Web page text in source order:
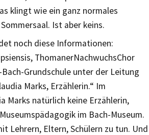
klingt wie ein ganz normales
Ist aber keins.
noch diese Informationen:
ThomanerNachwuchsChor
Grundschule unter der Leitung
Marks, Erzählerin.“ Im
Marks natürlich keine Erzählerin,
im Bach-Museum.
Lehrern, Eltern, Schülern zu tun. Und